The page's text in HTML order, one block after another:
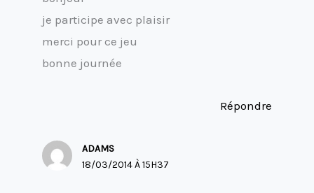
je participe avec plaisir
merci pour ce jeu
bonne journée
Répondre
ADAMS
18/03/2014 À 15H37